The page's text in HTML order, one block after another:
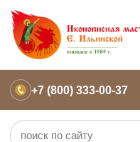
+7 (800) 333-00-37